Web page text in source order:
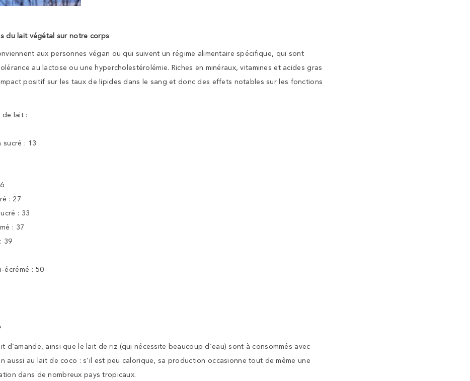
du lait végétal sur notre corps
aux personnes végan ou qui suivent un régime alimentaire spécifique, qui sont
au lactose ou une hypercholestérolémie. Riches en minéraux, vitamines et acides gras
positif sur les taux de lipides dans le sang et donc des effets notables sur les fonctions
de lait :
sucré : 13
: 27
: 33
: 37
39
écrémé : 50
d’amande, ainsi que le lait de riz (qui nécessite beaucoup d’eau) sont à consommés avec
aussi au lait de coco : s’il est peu calorique, sa production occasionne tout de même une
dans de nombreux pays tropicaux.